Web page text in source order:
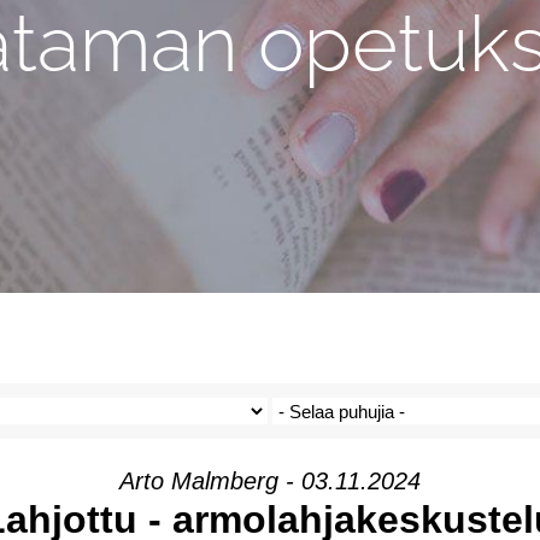
Arto Malmberg - 03.11.2024
-